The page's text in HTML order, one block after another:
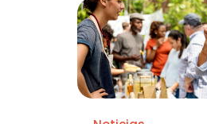
Ago
18
2025